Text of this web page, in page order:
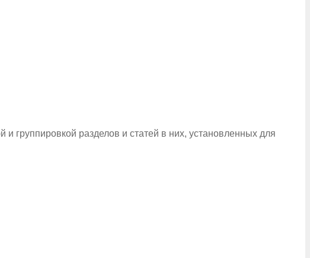
группировкой разделов и статей в них, установленных для